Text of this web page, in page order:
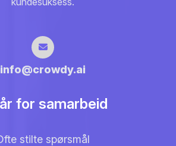
info@crowdy.ai
for samarbeid
stilte spørsmål